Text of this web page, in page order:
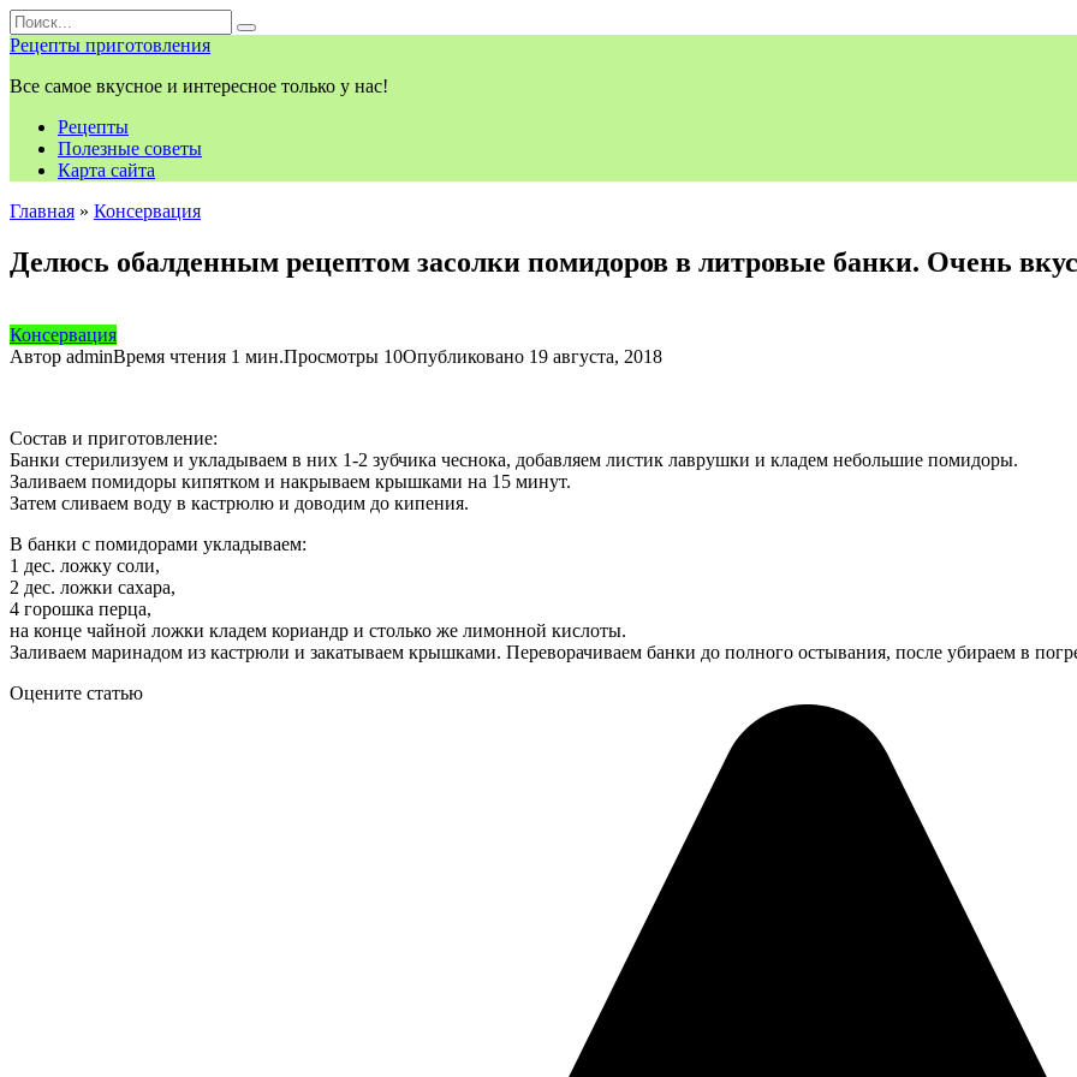
Перейти
к
контенту
Search
for:
Рецепты приготовления
Все самое вкусное и интересное только у нас!
Рецепты
Полезные советы
Карта сайта
Главная » Консервация
Делюсь обалденным рецептом засолки помидоров в литровые банки. Очень
Консервация
Автор adminВремя чтения 1 мин.Просмотры 10Опубликовано 19 августа, 2018
Состав и приготовление:
Банки стерилизуем и укладываем в них 1-2 зубчика чеснока, добавляем листик лаврушки и кладем небольшие помидоры.
Заливаем помидоры кипятком и накрываем крышками на 15 минут.
Затем сливаем воду в кастрюлю и доводим до кипения.
В банки с помидорами укладываем:
1 дес. ложку соли,
2 дес. ложки сахара,
4 горошка перца,
на конце чайной ложки кладем кориандр и столько же лимонной кислоты.
Заливаем маринадом из кастрюли и закатываем крышками. Переворачиваем банки до полного остывания, после убираем в
Оцените статью